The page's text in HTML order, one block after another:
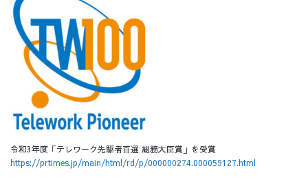
令和3年度「テレワーク先駆者百選 総務大臣賞」を受賞
https://prtimes.jp/main/html/rd/p/000000274.000059127.html